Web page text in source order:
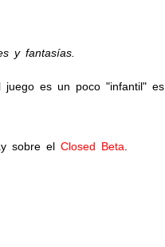
y fantasías.
es un poco "infantil" es
sobre el Closed Beta